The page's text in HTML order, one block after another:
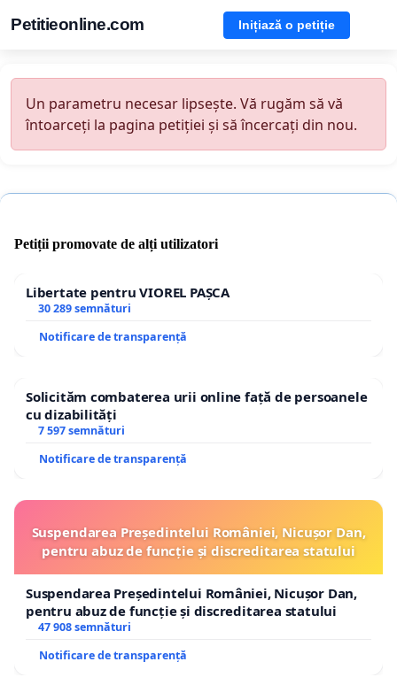
Petitieonline.com Inițiază o petiție
Un parametru necesar lipsește. Vă rugăm să vă
întoarceți la pagina petiției și să încercați din nou.
Petiții promovate de alți utilizatori
Libertate pentru VIOREL PAȘCA
30 289 semnături
Notificare de transparență
Solicităm combaterea urii online față de persoanele
cu dizabilități
7 597 semnături
Notificare de transparență
Suspendarea Președintelui României, Nicușor Dan,
pentru abuz de funcție și discreditarea statului
Suspendarea Președintelui României, Nicușor Dan,
pentru abuz de funcție și discreditarea statului
47 908 semnături
Notificare de transparență